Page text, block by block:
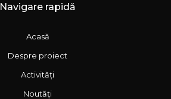
Navigare rapidă
Acasă
Despre proiect
Activități
Noutăți